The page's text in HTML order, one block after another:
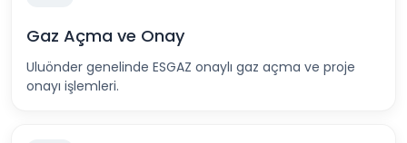
Gaz Açma ve Onay
Uluönder genelinde ESGAZ onaylı gaz açma ve proje
onayı işlemleri.